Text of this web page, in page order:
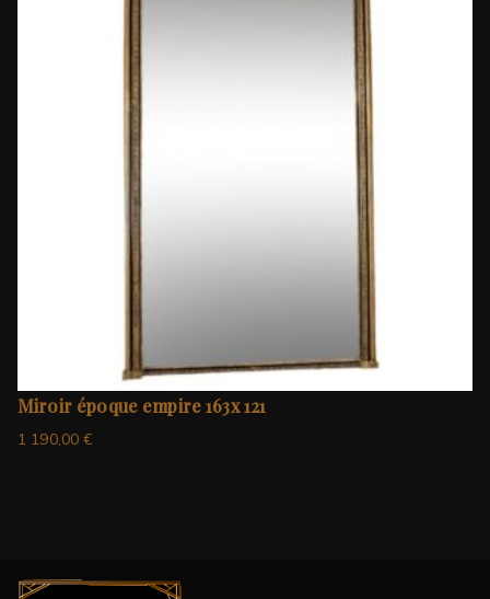
Miroir époque empire 163x 121
1 190,00€